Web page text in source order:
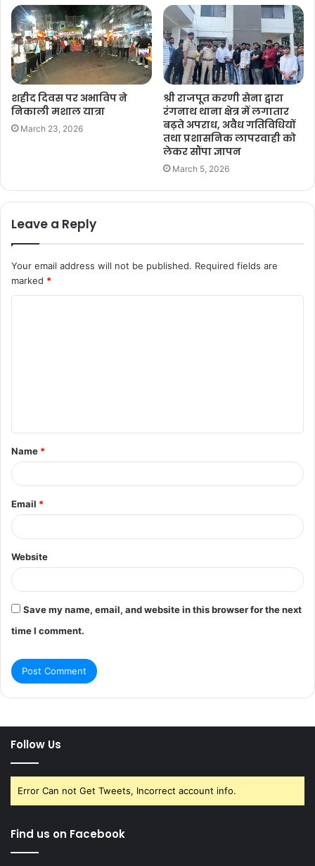
शहीद दिवस पर अभाविप ने
निकाली मशाल यात्रा
March 23, 2026
श्री राजपूत करणी सेना द्वारा
रंगनाथ थाना क्षेत्र में लगातार
बढ़ते अपराध, अवैध गतिविधियों
तथा प्रशासनिक लापरवाही को
लेकर सौंपा ज्ञापन
March 5, 2026
Leave a Reply
Your email address will not be published. Required fields are
marked *
t
*
Name *
Email *
Website
Save my name, email, and website in this browser for the next
time I comment.
Follow Us
Error Can not Get Tweets, Incorrect account info.
Find us on Facebook